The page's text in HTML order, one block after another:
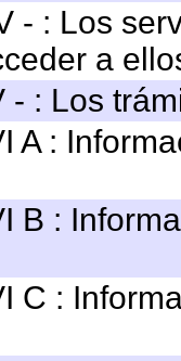
- : Los
a
- : Los
A :
B :
C :